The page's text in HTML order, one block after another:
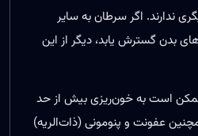
ندارند. اگر سرطان به سایر
بدن گسترش یابد، دیگر از این
است به خون‌ریزی بیش‌ از حد
عفونت و پنومونی (ذات‌الریه)